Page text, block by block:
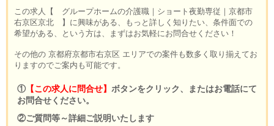
この求人【 グループホームの介護職｜ショート夜勤専従｜京都市
右京区京北 】に興味がある、もっと詳しく知りたい、条件面での
希望がある、という方は、まずはお気軽にお問合せください！
その他の 京都府京都市右京区 エリアでの案件も数多く取り揃えてお
りますのでご案内も可能です。
① 【この求人に問合せ】 ボタンをクリック、またはお電話にて
お問合せください。
②ご質問等～詳細ご説明いたします